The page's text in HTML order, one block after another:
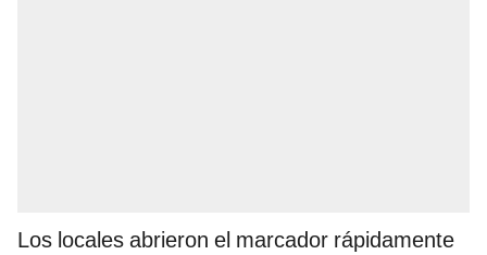
Los locales abrieron el marcador rápidamente